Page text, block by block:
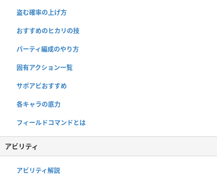
盗む確率の上げ方
おすすめのヒカリの技
パーティ編成のやり方
固有アクション一覧
サポアビおすすめ
各キャラの底力
フィールドコマンドとは
アビリティ
アビリティ解説